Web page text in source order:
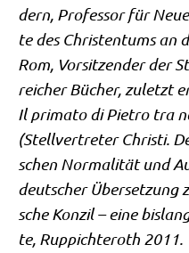
dern, Pro­fes­sor für
te des Chri­sten­tums an
Rom, Vor­sit­zen­der der
rei­cher Bücher, zuletzt
Il pri­ma­to di Pie­tro tra
(Stell­ver­tre­ter Chri­sti.
schen Nor­ma­li­tät und
deut­scher Über­set­zung
sche Kon­zil – eine
te, Rup­picht­eroth 2011.